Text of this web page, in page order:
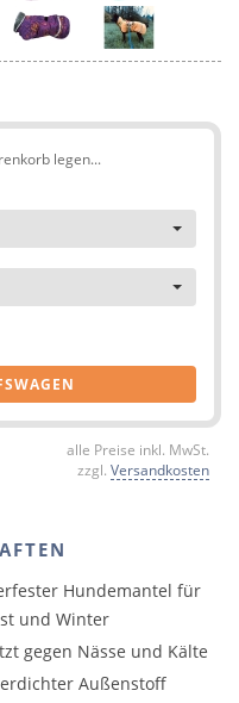
legen...
alle Preise inkl. MwSt.
zzgl. Versandkosten
Hundemantel für
und Winter
gegen Nässe und Kälte
Außenstoff